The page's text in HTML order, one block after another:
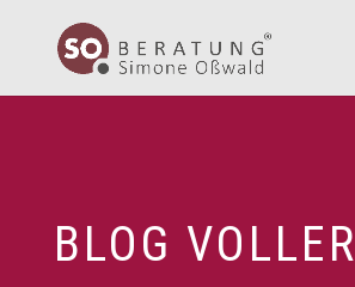
BLOG VOLLER